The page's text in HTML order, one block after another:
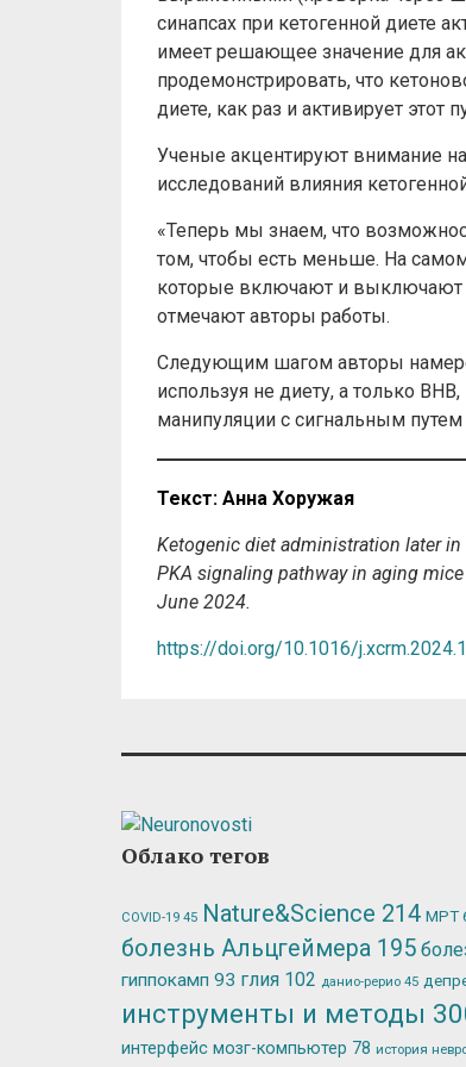
синапсах при кетогенной диете
имеет решающее значение для
продемонстрировать, что
диете, как раз и активирует этот
Ученые акцентируют внимание
исследований влияния
«Теперь мы знаем, что
том, чтобы есть меньше. На
которые включают и выключают
отмечают авторы работы.
Следующим шагом авторы
используя не диету, а только
манипуляции с сигнальным
Текст: Анна Хоружая
Ketogenic diet administration later
PKA signaling pathway in aging
June 2024.
https://doi.org/10.1016/
Облако тегов
COVID-19 45 Nature&Science 214 МРТ
болезнь Альцгеймера 195
гиппокамп 93 глия 102 данио-рерио 45
инструменты и методы
интерфейс мозг-компьютер 78 история